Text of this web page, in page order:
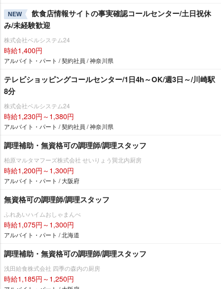
NEW
飲食店情報サイトの事実確認コールセンター/土日祝休
み/未経験歓迎
株式会社ベルシステム24
時給1,400円
アルバイト・パート / 契約社員 / 神奈川県
テレビショッピングコールセンター/1日4h～OK/週3日～/川崎駅
8分
株式会社ベルシステム24
時給1,230円～1,380円
アルバイト・パート / 契約社員 / 神奈川県
調理補助・無資格可の調理師/調理スタッフ
柏原マルタマフーズ株式会社 せいりょう巽北内厨房
時給1,200円～1,300円
アルバイト・パート / 大阪府
無資格可の調理師/調理スタッフ
ふれあいハイムおしゃまんべ
時給1,075円～1,300円
アルバイト・パート / 北海道
調理補助・無資格可の調理師/調理スタッフ
浅田給食株式会社 四季の森内の厨房
時給1,185円～1,250円